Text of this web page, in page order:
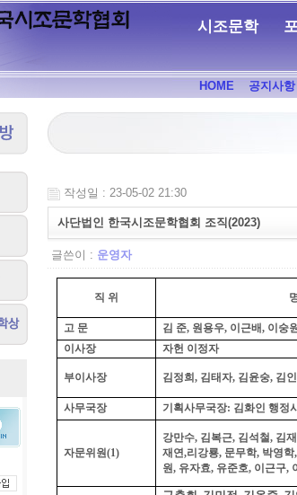
시조문학
HOME 공지사항
작성일 : 23-05-02 21:30
사단법인 한국시조문학협회 조직(2023)
글쓴이 : 운영자
직 위
고 문 김 준, 원용우, 이근배, 이숭
이사장
자헌 이정자
부이사장 김정희 , 김태자, 김윤숭, 김
사무국장 기획사무국장: 김화인 행정
자문위원(1)
강만수, 김복근, 김석철, 김
재연,리강룡, 문무학, 박영학,
원, 유자효, 유준호, 이근구,